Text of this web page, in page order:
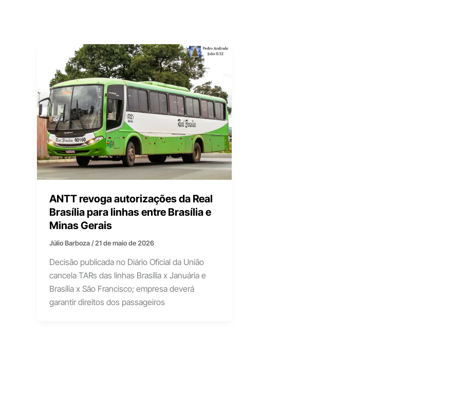
ANTT revoga autorizações da Real
Brasília para linhas entre Brasília e
Minas Gerais
Júlio Barboza/21 de maio de 2026
Decisão publicada no Diário Oficial da União
cancela TARs das linhas Brasília x Januária e
Brasília x São Francisco; empresa deverá
garantir direitos dos passageiros